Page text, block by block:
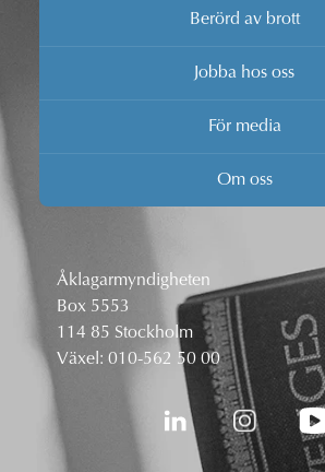
Berörd av brott
Jobba hos oss
För media
Om oss
Åklagarmyndigheten
Box 5553
114 85 Stockholm
Växel: 010-562 50 00